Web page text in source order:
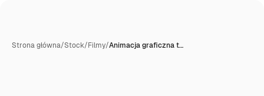
Strona główna/Stock/Filmy/Animacja graficzna t…